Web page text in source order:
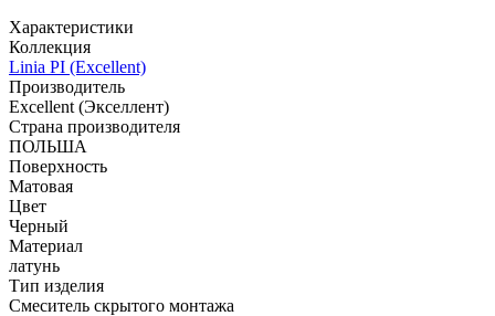
Характеристики
Коллекция
Linia PI (Excellent)
Производитель
Excellent (Экселлент)
Страна производителя
ПОЛЬША
Поверхность
Матовая
Цвет
Черный
Материал
латунь
Тип изделия
Смеситель скрытого монтажа